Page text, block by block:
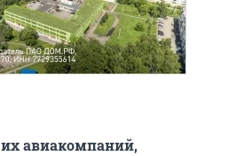
авиакомпаний,